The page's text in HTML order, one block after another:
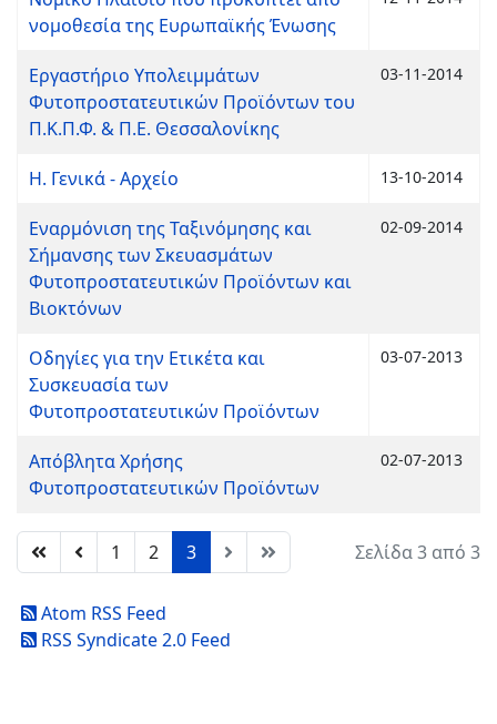
νομοθεσία της Ευρωπαϊκής Ένωσης
Εργαστήριο Υπολειμμάτων
Φυτοπροστατευτικών Προϊόντων του
Π.Κ.Π.Φ. & Π.Ε. Θεσσαλονίκης
03-11-2014
Η. Γενικά - Αρχείο 13-10-2014
Εναρμόνιση της Ταξινόμησης και
Σήμανσης των Σκευασμάτων
Φυτοπροστατευτικών Προϊόντων και
Βιοκτόνων
02-09-2014
Οδηγίες για την Ετικέτα και
Συσκευασία των
Φυτοπροστατευτικών Προϊόντων
03-07-2013
Απόβλητα Χρήσης
Φυτοπροστατευτικών Προϊόντων
02-07-2013
1 2 3 Σελίδα 3 από 3
Atom RSS Feed
RSS Syndicate 2.0 Feed